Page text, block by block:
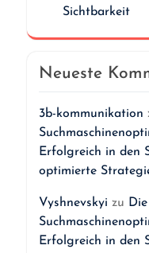
Sichtbarkeit
Neueste
3b-kommunikation
Erfolgreich in den
optimierte
Vyshnevskyi zu
Erfolgreich in den